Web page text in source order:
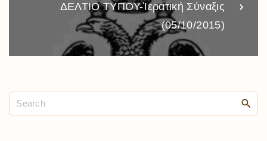
ΔΕΛΤΙΟ ΤΥΠΟΥ-Ἱερατική Σύναξις
(05/10/2015)